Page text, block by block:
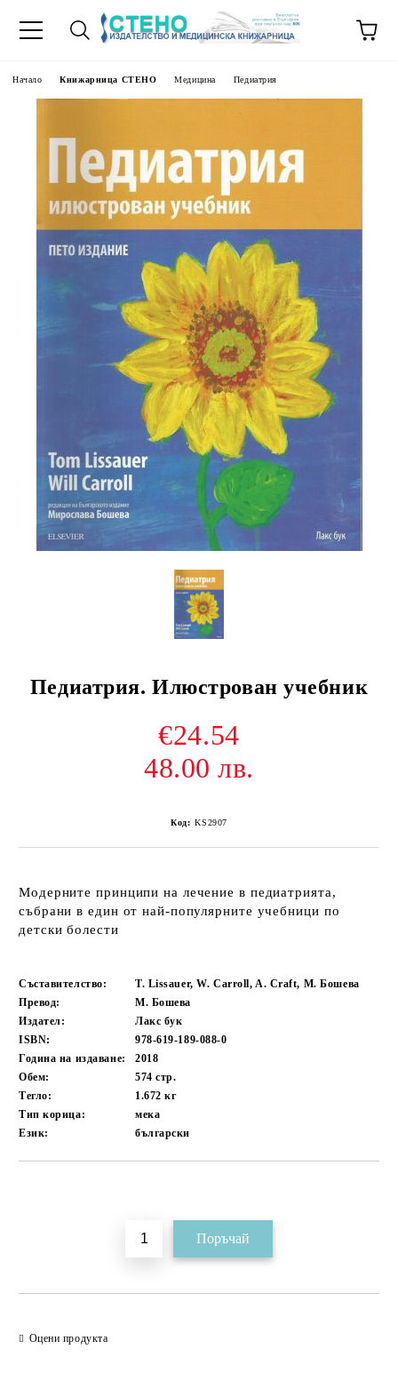
Начало Книжарница СТЕНО Медицина Педиатрия
Педиатрия. Илюстрован учебник
€24.54
48.00 лв.
Код: KS2907
Модерните принципи на лечение в педиатрията,
събрани в един от най-популярните учебници по
детски болести
Съставителство:
T. Lissauer, W. Carroll, A. Craft, М. Бошева
Превод:
М. Бошева
Издател:
Лакс бук
ISBN:
978-619-189-088-0
Година на издаване:
2018
Обем:
574стр.
Тегло:
1.672кг
Тип корица:
мека
Език:
български
Оцени продукта